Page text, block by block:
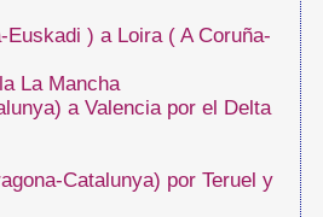
) a Loira ( A Coruña-
La Mancha
a Valencia por el Delta
Catalunya) por Teruel y